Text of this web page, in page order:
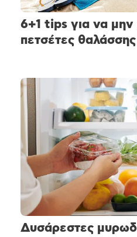
6+1 tips για να μην
πετσέτες θαλάσσης
Δυσάρεστες